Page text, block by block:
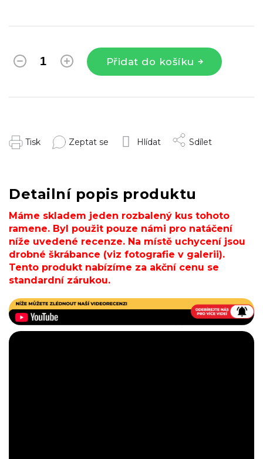
Přidat do košíku
Tisk Zeptat se Hlídat Sdílet
Detailní popis produktu
Máme skladem jeden rozbalený kus tohoto
ramene. Byl použit pouze námi pro natáčení
níže uvedené recenze. Na místě uchycení jsou
drobné škrábance (viz fotografie v galerii).
Tento produkt nabízíme za akční cenu se
standardní zárukou.